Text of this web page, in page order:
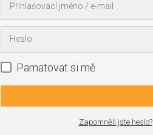
Pamatovat si mě
Zapomněli jste heslo?